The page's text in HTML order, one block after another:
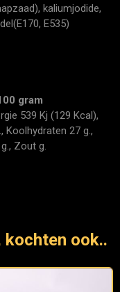
kaliumjodide,
E535)
gram
539 Kj (129 Kcal),
Koolhydraten 27 g.,
Zout g.
ook..